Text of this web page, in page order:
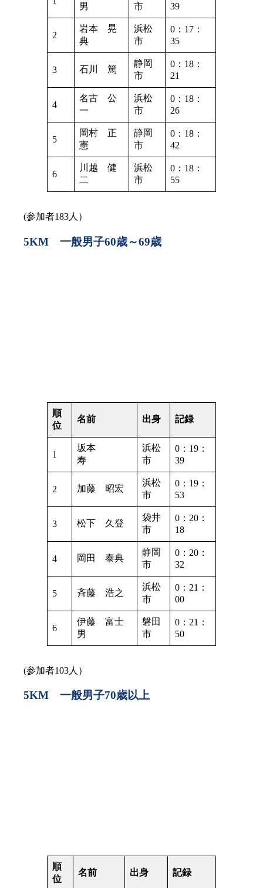
男 市 39
2
岩本 晃
典
浜松
市
0：17：
35
3 石川 篤
静岡
市
0：18：
21
4
名古 公
一
浜松
市
0：18：
26
5
岡村 正
憲
静岡
市
0：18：
42
6
川越 健
二
浜松
市
0：18：
55
(参加者183人）
5KM 一般男子60歳～69歳
順
位
名前 出身 記録
1
坂本
寿
浜松
市
0：19：
39
2 加藤 昭宏
浜松
市
0：19：
53
3 松下 久登
袋井
市
0：20：
18
4 岡田 泰典
静岡
市
0：20：
32
5 斉藤 浩之
浜松
市
0：21：
00
6
伊藤 富士
男
磐田
市
0：21：
50
(参加者103人）
5KM 一般男子70歳以上
順
位
名前 出身 記録